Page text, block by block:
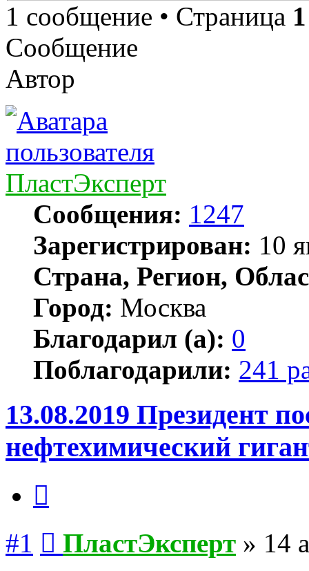
1 сообщение • Страница 1
Сообщение
Автор
ПластЭксперт
Сообщения: 1247
Зарегистрирован: 10
Страна, Регион,
Город: Москва
Благодарил (а): 0
Поблагодарили: 241
13.08.2019 Президент
нефтехимический
#1 ПластЭксперт » 14